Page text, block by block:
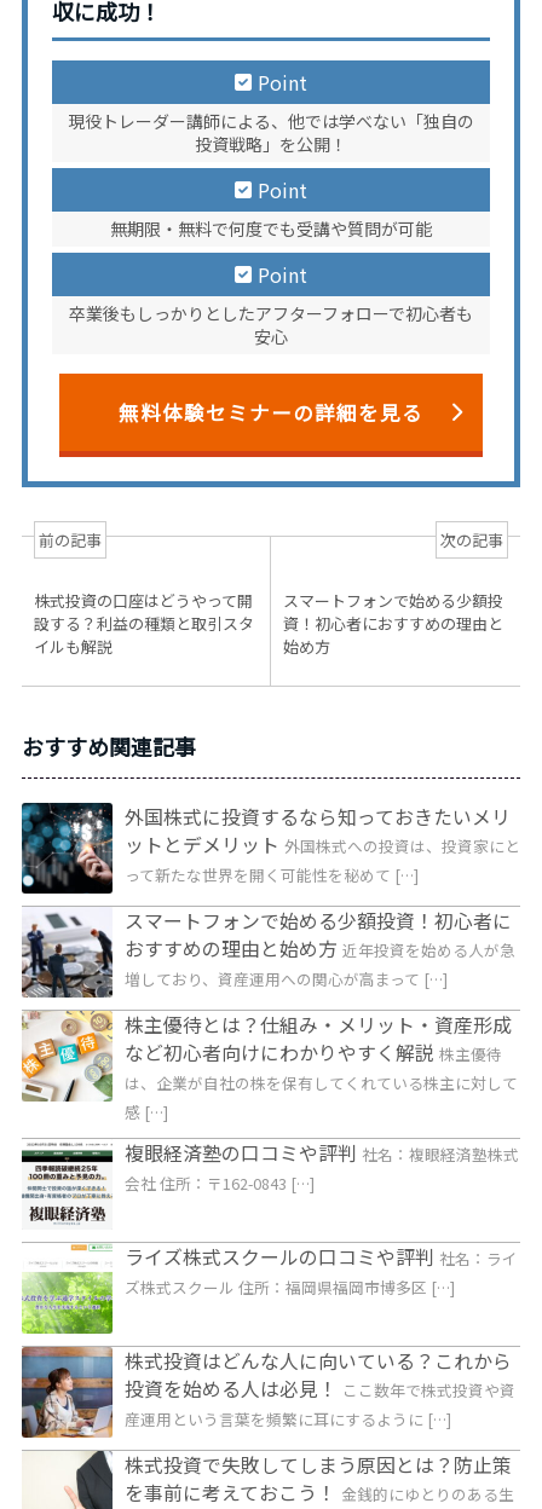
収に成功！
Point
現役トレーダー講師による、他では学べない「独自の
投資戦略」を公開！
Point
無期限・無料で何度でも受講や質問が可能
Point
卒業後もしっかりとしたアフターフォローで初心者も
安心
無料体験セミナーの詳細を見る
前の記事
株式投資の口座はどうやって開
設する？利益の種類と取引スタ
イルも解説
次の記事
スマートフォンで始める少額投
資！初心者におすすめの理由と
始め方
おすすめ関連記事
外国株式に投資するなら知っておきたいメリ
ットとデメリット 外国株式への投資は、投資家にと
って新たな世界を開く可能性を秘めて […]
スマートフォンで始める少額投資！初心者に
おすすめの理由と始め方 近年投資を始める人が急
増しており、資産運用への関心が高まって […]
株主優待とは？仕組み・メリット・資産形成
など初心者向けにわかりやすく解説 株主優待
は、企業が自社の株を保有してくれている株主に対して
感 […]
複眼経済塾の口コミや評判 社名：複眼経済塾株式
会社 住所：〒162-0843 […]
ライズ株式スクールの口コミや評判 社名：ライ
ズ株式スクール 住所：福岡県福岡市博多区 […]
株式投資はどんな人に向いている？これから
投資を始める人は必見！
ここ数年で株式投資や資
産運用という言葉を頻繁に耳にするように […]
株式投資で失敗してしまう原因とは？防止策
を事前に考えておこう！
金銭的にゆとりのある生